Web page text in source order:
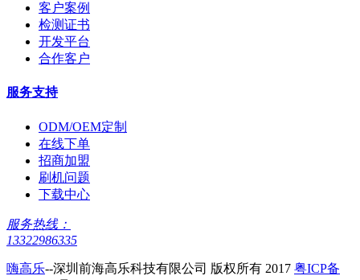
客户案例
检测证书
开发平台
合作客户
服务支持
ODM/OEM定制
在线下单
招商加盟
刷机问题
下载中心
服务热线：
13322986335
嗨高乐--深圳前海高乐科技有限公司 版权所有 2017 粤ICP备